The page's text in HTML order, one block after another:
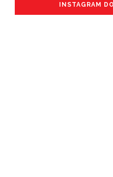
INSTAGRAM